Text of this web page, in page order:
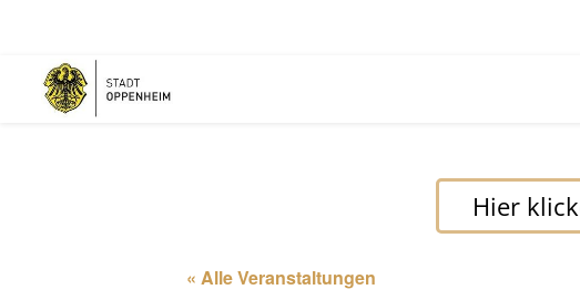
Hier
« Alle Veranstaltungen